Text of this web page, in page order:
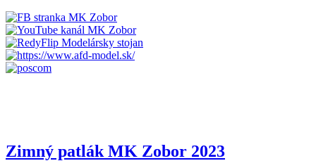
Zimný patlák MK Zobor 2023